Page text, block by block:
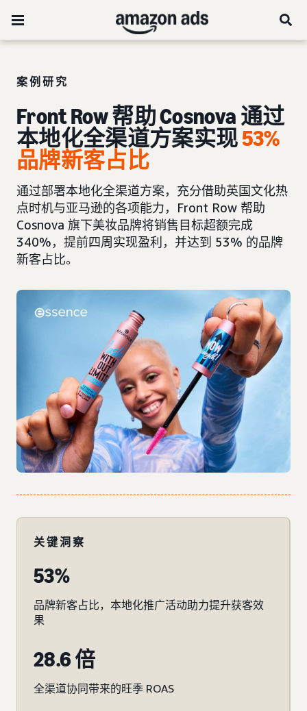
案例研究
Front Row 帮助 Cosnova 通过
本地化全渠道方案实现53%
品牌新客占比
通过部署本地化全渠道方案，充分借助英国文化热
点时机与亚马逊的各项能力，Front Row 帮助
Cosnova 旗下美妆品牌将销售目标超额完成
340%，提前四周实现盈利，并达到 53% 的品牌
新客占比。
关键洞察
53%
品牌新客占比，本地化推广活动助力提升获客效
果
28.6 倍
全渠道协同带来的旺季 ROAS